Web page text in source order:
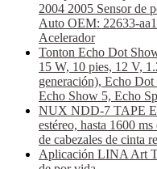
2004 2005 Sensor de
Auto OEM: 22633-
Acelerador
Tonton Echo Dot
15 W, 10 pies, 12 V,
generación), Echo
Echo Show 5, Echo
NUX NDD-7 TAPE
estéreo, hasta 1600
de cabezales de cinta
Aplicación LINA Art